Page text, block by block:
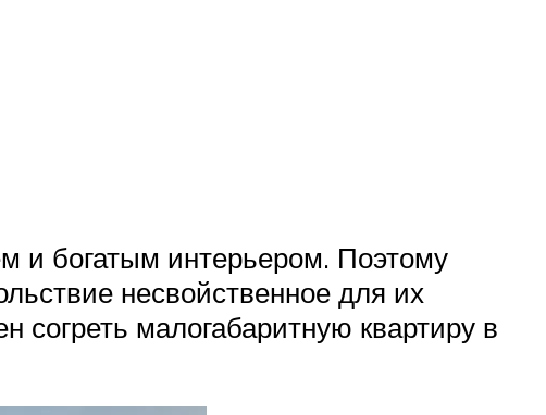
и богатым интерьером. Поэтому
несвойственное для их
малогабаритную квартиру в